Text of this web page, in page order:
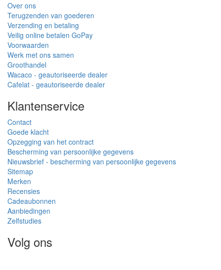
Over ons
Terugzenden van goederen
Verzending en betaling
Veilig online betalen GoPay
Voorwaarden
Werk met ons samen
Groothandel
Wacaco - geautoriseerde dealer
Cafelat - geautoriseerde dealer
Klantenservice
Contact
Goede klacht
Opzegging van het contract
Bescherming van persoonlijke gegevens
Nieuwsbrief - bescherming van persoonlijke gegevens
Sitemap
Merken
Recensies
Cadeaubonnen
Aanbiedingen
Zelfstudies
Volg ons